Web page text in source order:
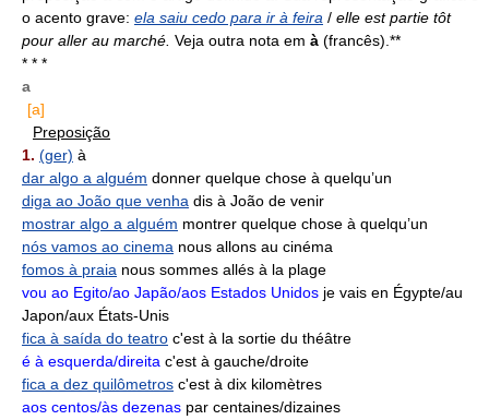
o acento grave: ela saiu cedo para ir à feira / elle est partie tôt
pour aller au marché. Veja outra nota em à (francês).**
* * *
a
[a]
Preposição
1. (ger) à
dar algo a alguém donner quelque chose à quelqu’un
diga ao João que venha dis à João de venir
mostrar algo a alguém montrer quelque chose à quelqu’un
nós vamos ao cinema nous allons au cinéma
fomos à praia nous sommes allés à la plage
vou ao Egito/ao Japão/aos Estados Unidos je vais en Égypte/au
Japon/aux États-Unis
fica à saída do teatro c'est à la sortie du théâtre
é à esquerda/direita c'est à gauche/droite
fica a dez quilômetros c'est à dix kilomètres
aos centos/às dezenas par centaines/dizaines